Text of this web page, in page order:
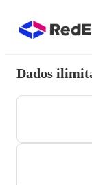
Dados